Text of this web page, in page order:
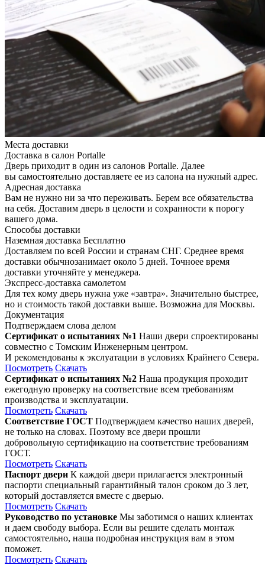
Места доставки
Доставка в салон Portalle
Дверь приходит в один из салонов Portalle. Далее
вы самостоятельно доставляете ее из салона на нужный адрес.
Адресная доставка
Вам не нужно ни за что переживать. Берем все обязательства
на себя. Доставим дверь в целости и сохранности к порогу
вашего дома.
Способы доставки
Наземная доставка Бесплатно
Доставляем по всей России и странам СНГ. Среднее время
доставки обычнозанимает около 5 дней. Точноее время
доставки уточняйте у менеджера.
Экспресс-доставка самолетом
Для тех кому дверь нужна уже «завтра». Значительно быстрее,
но и стоимость такой доставки выше. Возможна для Москвы.
Документация
Подтверждаем слова делом
Сертификат о испытаниях №1 Наши двери спроектированы
совместно с Томским Инженерным центром.
И рекомендованы к экслуатации в условиях Крайнего Севера.
Посмотреть Скачать
Сертификат о испытаниях №2 Наша продукция проходит
ежегодную проверку на соответствие всем требованиям
производства и эксплуатации.
Посмотреть Скачать
Соответствие ГОСТ Подтверждаем качество наших дверей,
не только на словах. Поэтому все двери прошли
добровольную сертификацию на соответствие требованиям
ГОСТ.
Посмотреть Скачать
Паспорт двери К каждой двери прилагается электронный
паспорти специальный гарантийный талон сроком до 3 лет,
который доставляется вместе с дверью.
Посмотреть Скачать
Руководство по установке Мы заботимся о наших клиентах
и даем свободу выбора. Если вы решите сделать монтаж
самостоятельно, наша подробная инструкция вам в этом
поможет.
Посмотреть Скачать